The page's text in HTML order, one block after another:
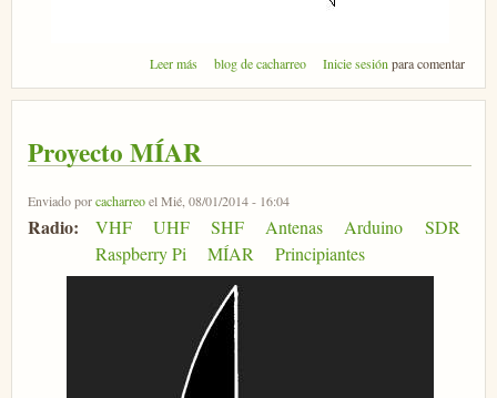
Leer más sobre Micromet 2015
blog de cacharreo Inicie sesión para comentar
Proyecto MÍAR
Enviado porcacharreoel Mié, 08/01/2014 - 16:04
Radio: VHF UHF SHF Antenas Arduino
SDR
Raspberry Pi
MÍAR Principiantes